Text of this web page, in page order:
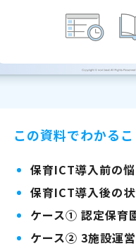
この資料でわかるこ
保育ICT導入前の
保育ICT導入後の
ケース① 認定保育
ケース② 3施設運営